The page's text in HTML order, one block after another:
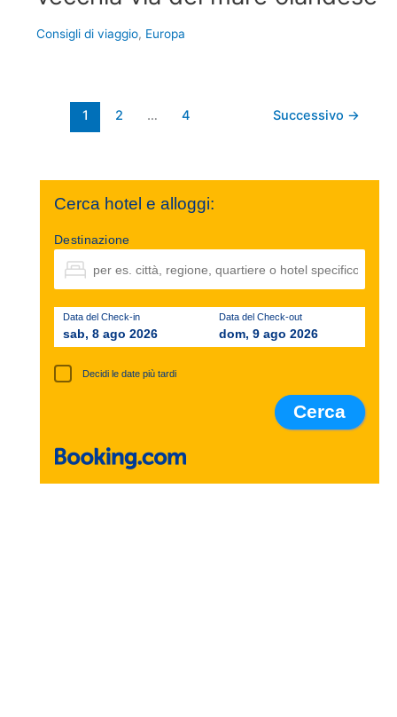
Consigli di viaggio, Europa
1 2 … 4 Successivo →
Cerca hotel e alloggi:
Destinazione
Data del Check-in
sab, 8 ago 2026
Data del Check-out
dom, 9 ago 2026
Decidi le date più tardi